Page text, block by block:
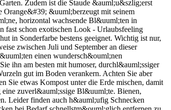
Zudem ist die Staude &auml;u&szlig;erst
Orange&#39; &uuml;berzeugt mit seinem
horizontal wachsende Bl&uuml;ten in
fast schon exotischen Look - Urlaubsfeeling
in Sonderfarbe bestens geeignet. Wichtig ist nur,
zwischen Juli und September an dieser
einen wundersch&ouml;nen
ihn am besten mit humoser, durchl&auml;ssiger
gut im Boden verankern. Achten Sie aber
Sie etwas Kompost unter die Erde mischen, damit
zuverl&auml;ssige Bl&uuml;te. Bienen,
Leider finden auch h&auml;ufig Schnecken